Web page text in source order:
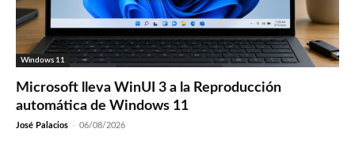
Windows 11
Microsoft lleva WinUI 3 a la Reproducción
automática de Windows 11
José Palacios - 06/08/2026